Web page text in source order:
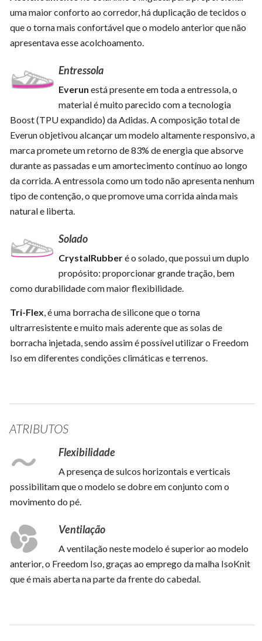
uma maior conforto ao corredor, há duplicação de tecidos o
que o torna mais confortável que o modelo anterior que não
apresentava esse acolchoamento.
Entressola
Everun está presente em toda a entressola, o
material é muito parecido com a tecnologia
Boost (TPU expandido) da Adidas. A composição total de
Everun objetivou alcançar um modelo altamente responsivo, a
marca promete um retorno de 83% de energia que absorve
durante as passadas e um amortecimento contínuo ao longo
da corrida. A entressola como um todo não apresenta nenhum
tipo de contenção, o que promove uma corrida ainda mais
natural e liberta.
Solado
CrystalRubberé o solado, que possui um duplo
propósito: proporcionar grande tração, bem
como durabilidade com maior flexibilidade.
Tri-Flex, é uma borracha de silicone que o torna
ultrarresistente e muito mais aderente que as solas de
borracha injetada, sendo assim é possível utilizar o Freedom
Iso em diferentes condições climáticas e terrenos.
ATRIBUTOS
Flexibilidade
A presença de sulcos horizontais e verticais
possibilitam que o modelo se dobre em conjunto com o
movimento do pé.
Ventilação
A ventilação neste modelo é superior ao modelo
anterior, o Freedom Iso, graças ao emprego da malha IsoKnit
que é mais aberta na parte da frente do cabedal.